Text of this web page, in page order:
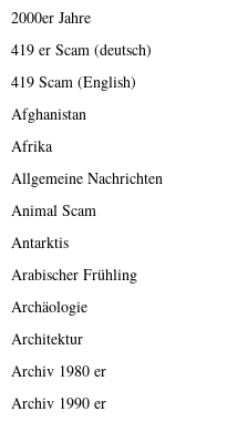
2000er Jahre
419 er Scam (deutsch)
419 Scam (English)
Afghanistan
Afrika
Allgemeine Nachrichten
Animal Scam
Antarktis
Arabischer Frühling
Archäologie
Architektur
Archiv 1980 er
Archiv 1990 er